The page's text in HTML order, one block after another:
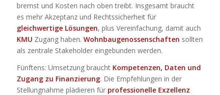
bremst und Kosten nach oben treibt. Insgesamt braucht
es mehr Akzeptanz und Rechtssicherheit für
gleichwertige Lösungen, plus Vereinfachung, damit auch
KMU Zugang haben. Wohnbaugenossenschaften sollten
als zentrale Stakeholder eingebunden werden.
Fünftens: Umsetzung braucht Kompetenzen, Daten und
Zugang zu Finanzierung. Die Empfehlungen in der
Stellungnahme plädieren für professionelle Exzellenz